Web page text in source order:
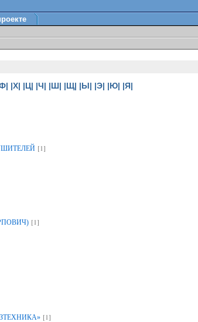
|Х| |Ц| |Ч| |Ш| |Щ| |Ы| |Э| |Ю| |Я|
[1]
[1]
[1]